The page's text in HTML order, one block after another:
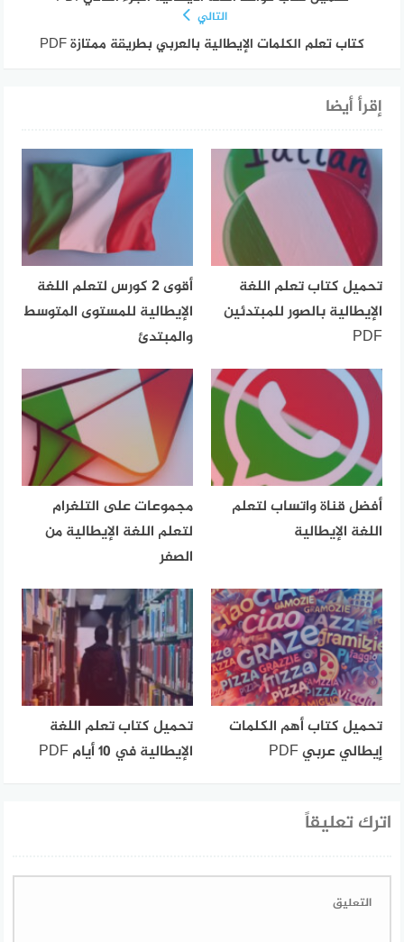
التالي
كتاب تعلم الكلمات الإيطالية بالعربي بطريقة ممتازة ‏PDF
إقرأ أيضا
تحميل كتاب تعلم اللغة
الإيطالية بالصور للمبتدئين
PDF
أقوى 2 كورس لتعلم اللغة
الإيطالية للمستوى المتوسط
والمبتدئ
أفضل قناة واتساب لتعلم
اللغة الإيطالية
مجموعات على التلغرام
لتعلم اللغة الإيطالية من
الصفر
تحميل كتاب أهم الكلمات
إيطالي عربي PDF
تحميل كتاب تعلم اللغة
الإيطالية في 10 أيام PDF
اترك تعليقاً